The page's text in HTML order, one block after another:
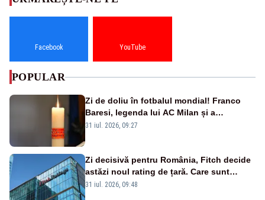
Facebook YouTube
POPULAR
Zi de doliu în fotbalul mondial! Franco
Baresi, legenda lui AC Milan și a
naționalei Italiei, a murit
31 iul. 2026, 09:27
Zi decisivă pentru România, Fitch decide
astăzi noul rating de țară. Care sunt
efectele retrogradării la categoria „junk”
31 iul. 2026, 09:48